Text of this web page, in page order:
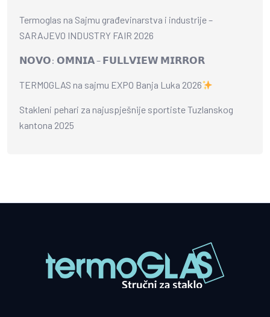
Termoglas na Sajmu građevinarstva i industrije –
SARAJEVO INDUSTRY FAIR 2026
𝗡𝗢𝗩𝗢: 𝗢𝗠𝗡𝗜𝗔 – 𝗙𝗨𝗟𝗟𝗩𝗜𝗘𝗪 𝗠𝗜𝗥𝗥𝗢𝗥
TERMOGLAS na sajmu EXPO Banja Luka 2026
Stakleni pehari za najuspješnije sportiste Tuzlanskog
kantona 2025